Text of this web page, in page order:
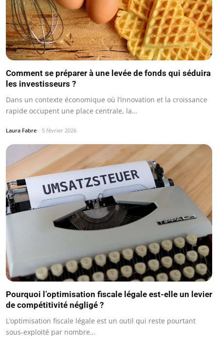
Comment se préparer à une levée de fonds qui séduira
les investisseurs ?
Dans un contexte économique où l’innovation et la croissance
rapide occupent une place centrale, la…
Laura Fabre 5 février 2026
Pourquoi l’optimisation fiscale légale est-elle un levier
de compétitivité négligé ?
L’optimisation fiscale légale est un outil qui reste pourtant
sous-exploité par nombre…